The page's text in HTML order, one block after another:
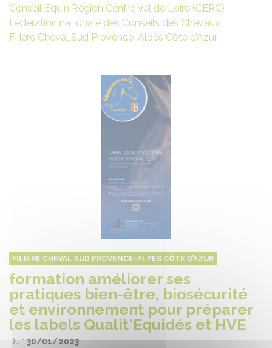
Conseil Equin Région Centre Val de Loire (CERC)
Fédération nationale des Conseils des Chevaux
Filière Cheval Sud Provence-Alpes Côte d’Azur
FILIÈRE CHEVAL SUD PROVENCE-ALPES CÔTE D’AZUR
formation améliorer ses
pratiques bien-être, biosécurité
et environnement pour préparer
les labels Qualit'Equidés et HVE
Du : 30/01/2023